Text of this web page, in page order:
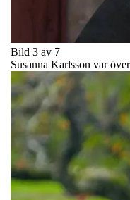
Bild 3 av 7
Susanna Karlsson var